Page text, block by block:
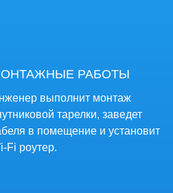
РАБОТЫ
выполнит монтаж
тарелки, заведет
в помещение и установит
Fi роутер.